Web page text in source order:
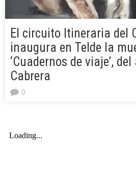
El circuito Itineraria del
inaugura en Telde la
‘Cuadernos de viaje’,
Cabrera
0